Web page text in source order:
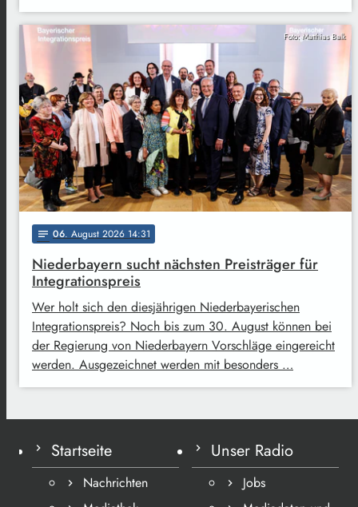
Foto: Matthias Balk
notes 06. August 2026 14:31
Niederbayern sucht nächsten Preisträger für
Integrationspreis
Wer holt sich den diesjährigen Niederbayerischen
Integrationspreis? Noch bis zum 30. August können bei
der Regierung von Niederbayern Vorschläge eingereicht
werden. Ausgezeichnet werden mit besonders …
Startseite
Nachrichten
Unser Radio
Jobs